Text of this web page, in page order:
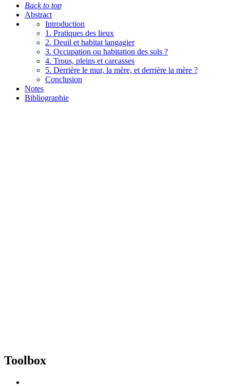
Back to top
Abstract
Introduction
1. Pratiques des lieux
2. Deuil et habitat langagier
3. Occupation ou habitation des sols ?
4. Trous, pleins et carcasses
5. Derrière le mur, la mère, et derrière la mère ?
Conclusion
Notes
Bibliographie
Toolbox